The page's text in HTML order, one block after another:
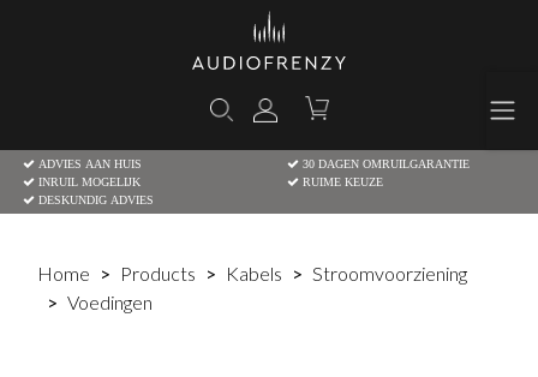
ADVIES AAN HUIS
30 DAGEN OMRUILGARANTIE
INRUIL MOGELIJK
RUIME KEUZE
DESKUNDIG ADVIES
Home Products Kabels
Stroomvoorziening
Voedingen